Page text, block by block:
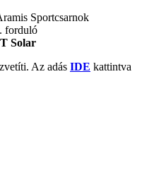
Sportcsarnok
forduló
Solar
Az adás IDE kattintva